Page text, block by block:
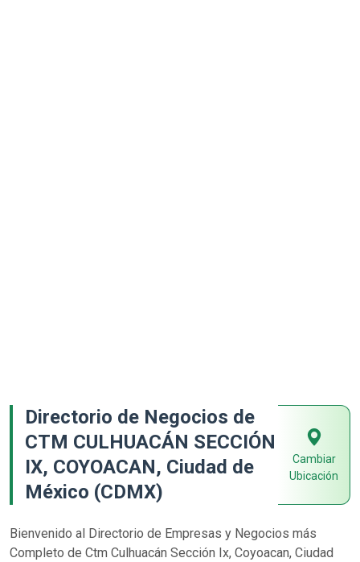
Directorio de Negocios de
CTM CULHUACÁN SECCIÓN
IX, COYOACAN, Ciudad de
México (CDMX)
Cambiar
Ubicación
Bienvenido al Directorio de Empresas y Negocios más
Completo de Ctm Culhuacán Sección Ix, Coyoacan, Ciudad